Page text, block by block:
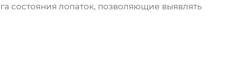
состояния лопаток, позволяющие выявлять